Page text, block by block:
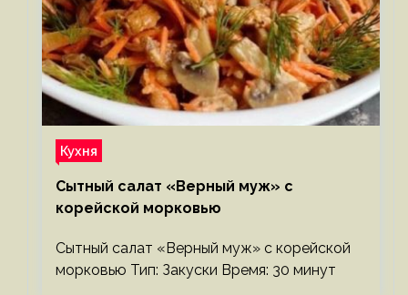
Кухня
Сытный салат «Верный муж» с
корейской морковью
Сытный салат «Верный муж» с корейской
морковью Тип: Закуски Время: 30 минут